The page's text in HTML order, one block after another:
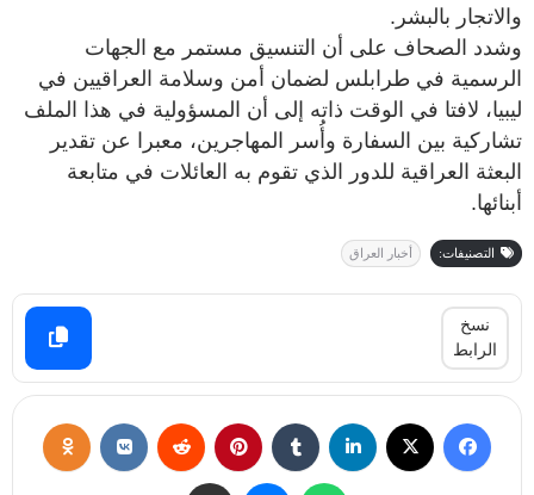
والاتجار بالبشر.
وشدد الصحاف على أن التنسيق مستمر مع الجهات
الرسمية في طرابلس لضمان أمن وسلامة العراقيين في
ليبيا، لافتا في الوقت ذاته إلى أن المسؤولية في هذا الملف
تشاركية بين السفارة وأُسر المهاجرين، معبرا عن تقدير
البعثة العراقية للدور الذي تقوم به العائلات في متابعة
أبنائها.
التصنيفات: أخبار العراق
نسخ
الرابط